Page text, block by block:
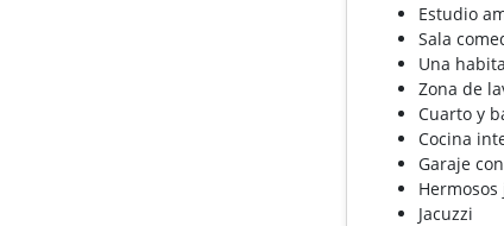
Estudio
Sala
Una
Zona de
Cuarto y
Cocina
Garaje
Jacuzzi